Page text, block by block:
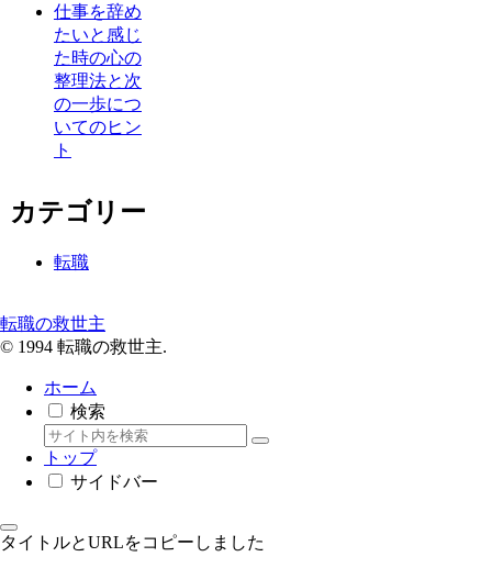
仕事を辞め
たいと感じ
た時の心の
整理法と次
の一歩につ
いてのヒン
ト
カテゴリー
転職
転職の救世主
© 1994 転職の救世主.
ホーム
検索
トップ
サイドバー
タイトルとURLをコピーしました